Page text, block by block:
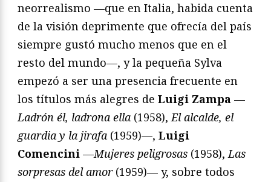
neorrealismo —que en Italia, habida cuenta
de la visión deprimente que ofrecía del país
siempre gustó mucho menos que en el
resto del mundo—, y la pequeña Sylva
empezó a ser una presencia frecuente en
los títulos más alegres de Luigi Zampa —
Ladrón él, ladrona ella (1958),El alcalde, el
guardia y la jirafa (1959)—, Luigi
Comencini —Mujeres peligrosas (1958),Las
sorpresas del amor (1959)— y, sobre todos